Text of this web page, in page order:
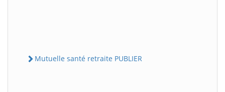
Mutuelle santé retraite PUBLIER